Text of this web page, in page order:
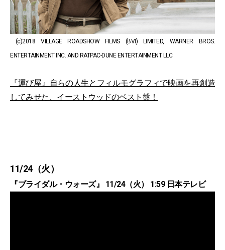
(c)2018 VILLAGE ROADSHOW FILMS (BVI) LIMITED, WARNER BROS.
ENTERTAINMENT INC. AND RATPAC-DUNE ENTERTAINMENT LLC
『運び屋』自らの人生とフィルモグラフィで映画を再創造
してみせた、イーストウッドのベスト盤！
11/24（火）
『ブライダル・ウォーズ』 11/24（火） 1:59 日本テレビ